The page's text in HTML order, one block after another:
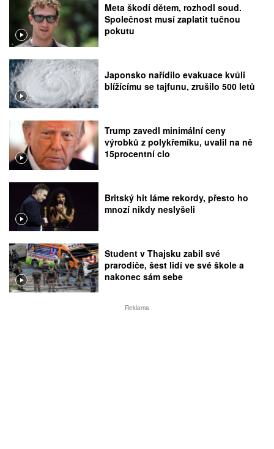
Meta škodí dětem, rozhodl soud.
Společnost musí zaplatit tučnou
pokutu
Japonsko nařídilo evakuace kvůli
blížícímu se tajfunu, zrušilo 500 letů
Trump zavedl minimální ceny
výrobků z polykřemíku, uvalil na ně
15procentní clo
Britský hit láme rekordy, přesto ho
mnozí nikdy neslyšeli
Student v Thajsku zabil své
prarodiče, šest lidí ve své škole a
nakonec sám sebe
Reklama